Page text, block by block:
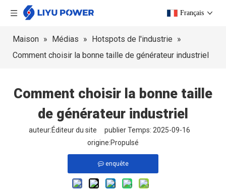
Français
Maison » Médias » Hotspots de l'industrie »
Comment choisir la bonne taille de générateur industriel
Comment choisir la bonne taille
de générateur industriel
auteur:Éditeur du site publier Temps: 2025-09-16
origine:Propulsé
enquête